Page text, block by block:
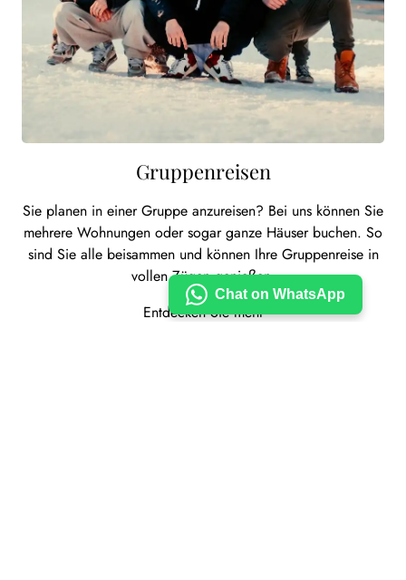
Gruppenreisen
Sie planen in einer Gruppe anzureisen? Bei uns können Sie
mehrere Wohnungen oder sogar ganze Häuser buchen. So
sind Sie alle beisammen und können Ihre Gruppenreise in
vollen Zügen genießen.
Entdecken Sie mehr
Chat on WhatsApp